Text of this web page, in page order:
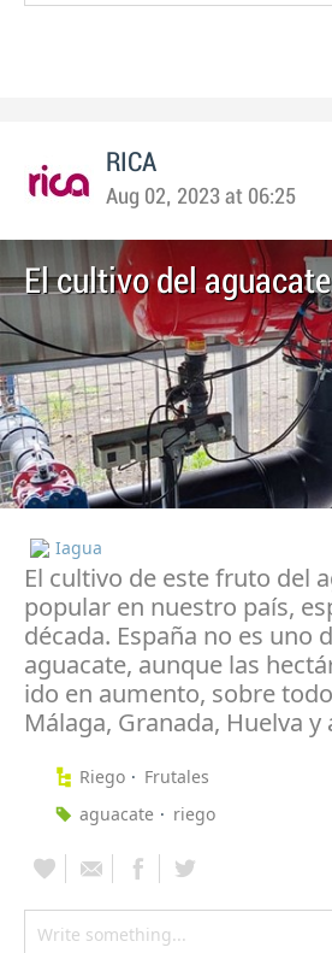
RICA
Aug 02, 2023 at 06:25
El cultivo del
Iagua
El cultivo de este fruto del
popular en nuestro país,
década. España no es uno
aguacate, aunque las
ido en aumento, sobre
Málaga, Granada, Huelva
Riego
Frutales
aguacate
riego